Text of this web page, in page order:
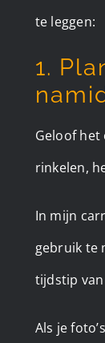
te leggen:
1.
Geloof
rinkelen,
In mijn
gebruik te
tijdstip
Als je